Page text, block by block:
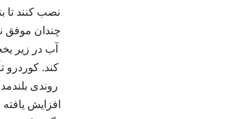
نصب کنند تا
چندان موفق
آب در زیر
کند. کوردرو
روندی
افزایش